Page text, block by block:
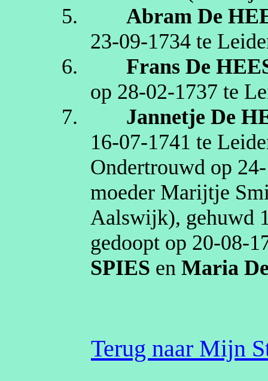
5.
Abram De
23‑09‑1734 te
6.
Frans De
op 28‑02‑1737 te
7.
Jannetje De
16‑07‑1741 te
Ondertrouwd op
moeder Marijtje
Aalswijk), gehuwd
gedoopt op
SPIES enMaria
Terug naar Mijn